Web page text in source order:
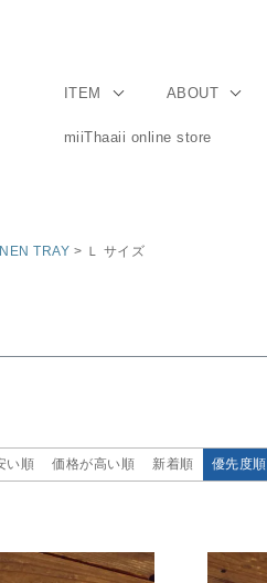
ITEM ABOUT
miiThaaii online store
TRAY Ｌ サイズ
い順 価格が高い順 新着順 優先度順